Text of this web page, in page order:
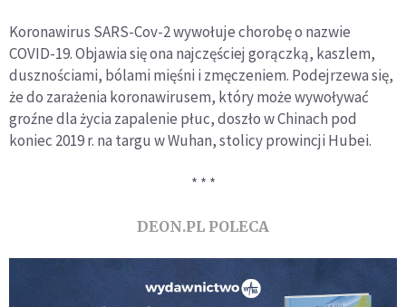
Koronawirus SARS-Cov-2 wywołuje chorobę o nazwie
COVID-19. Objawia się ona najczęściej gorączką, kaszlem,
dusznościami, bólami mięśni i zmęczeniem. Podejrzewa się,
że do zarażenia koronawirusem, który może wywoływać
groźne dla życia zapalenie płuc, doszło w Chinach pod
koniec 2019 r. na targu w Wuhan, stolicy prowincji Hubei.
* * *
DEON.PL POLECA